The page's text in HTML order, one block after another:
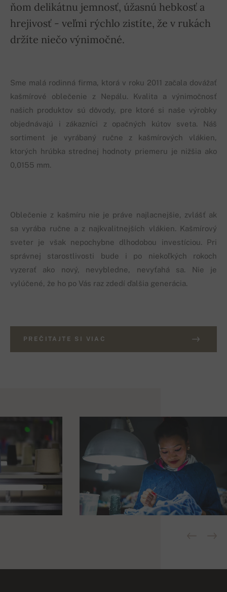
ňom delikátnu jemnosť, úžasnú hebkosť a
hrejivosť - veľmi rýchlo zistíte, že v rukách
držíte niečo výnimočné.
Sme malá rodinná firma, ktorá v roku 2011 začala dovážať
kašmírové oblečenie z Nepálu. Kvalita a výnimočnosť
našich produktov sú dôvody, pre ktoré si naše výrobky
objednávajú i zákazníci z opačných kútov sveta. Náš
sortiment je vyrábaný ručne z kašmírových vlákien,
ktorých hrúbka strednej hodnoty priemeru je nižšia ako
0,0155 mm.
Oblečenie z kašmíru nie je práve najlacnejšie, zvlášť ak
sa vyrába ručne a z najkvalitnejších vlákien. Kašmírový
sveter je však nepochybne dlhodobou investíciou. Pri
správnej starostlivosti bude i po niekoľkých rokoch
vyzerať ako nový, nevybledne, nevyťahá sa. Nie je
vylúčené, že ho po Vás raz zdedí ďalšia generácia.
PREČITAJTE SI VIAC